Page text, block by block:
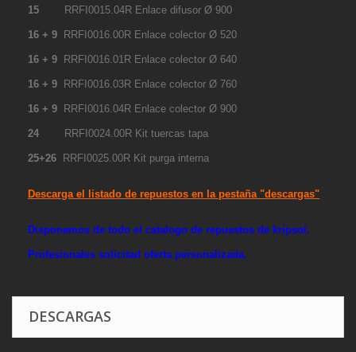
15 RRFI0015.04R Enlace difusor Ø 900
16 + 9 RRFI0016.00R Enlace colector Ø 520
16 + 9 RRFI0016.01R Enlace colector Ø 640
16 + 9 RRFI0016.03R Enlace colector Ø 760
16 + 9 RRFI0016.04R Enlace colector Ø 900
24 RRFI0024.00R Kit tuercas tapa
25+26 RRFI0025.00R Kit purga interna
Descarga el listado de repuestos en la pestaña "descargas"
Disponemos de todo el catalogo de repuestos de kripsol.
Profesionales solicitad oferta personalizada.
DESCARGAS